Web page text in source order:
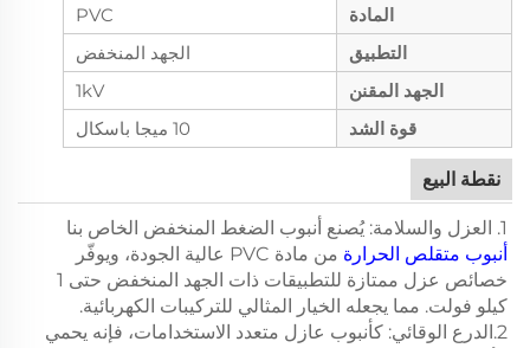
المادة
PVC
التطبيق
الجهد المنخفض
الجهد المقنن
1kV
قوة الشد
10 ميجا باسكال
نقطة البيع
1. العزل والسلامة: يُصنع أنبوب الضغط المنخفض الخاص بنا
أنبوب متقلص الحرارة
من مادة PVC عالية الجودة، ويوفّر
خصائص عزل ممتازة للتطبيقات ذات الجهد المنخفض حتى 1
كيلو فولت. مما يجعله الخيار المثالي للتركيبات الكهربائية.
2.الدرع الوقائي: كأنبوب عازل متعدد الاستخدامات، فإنه يحمي